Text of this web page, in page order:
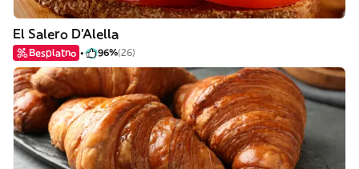
El Salero D'Alella
Besplatno 96%(26)